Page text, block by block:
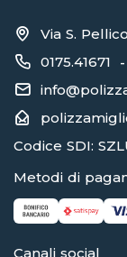
Via S.
0175.41671 -
Codice SDI:
Metodi di
Canali social